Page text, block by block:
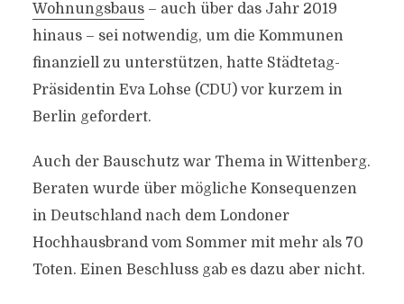
Wohnungsbaus– auch über das Jahr 2019
hinaus – sei notwendig, um die Kommunen
finanziell zu unterstützen, hatte Städtetag-
Präsidentin Eva Lohse (CDU) vor kurzem in
Berlin gefordert.
Auch der Bauschutz war Thema in Wittenberg.
Beraten wurde über mögliche Konsequenzen
in Deutschland nach dem Londoner
Hochhausbrand vom Sommer mit mehr als 70
Toten. Einen Beschluss gab es dazu aber nicht.